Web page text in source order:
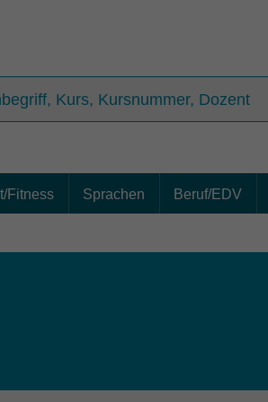
Fitness Sprachen Beruf/EDV